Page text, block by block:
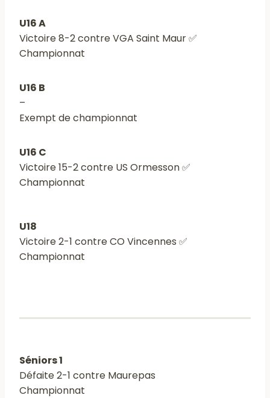
U16 A
Victoire 8-2 contre VGA Saint Maur ✅
Championnat
U16 B
–
Exempt de championnat
U16 C
Victoire 15-2 contre US Ormesson ✅
Championnat
U18
Victoire 2-1 contre CO Vincennes ✅
Championnat
Séniors 1
Défaite 2-1 contre Maurepas
Championnat